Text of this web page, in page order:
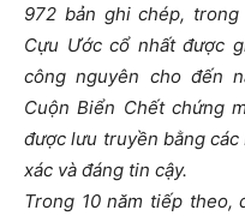
972 bản ghi chép,
Cựu Ước cổ nhất được
công nguyên cho đến
Cuộn Biển Chết chứng
được lưu truyền bằng
xác và đáng tin cậy.
Trong 10 năm tiếp theo,